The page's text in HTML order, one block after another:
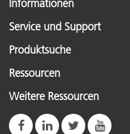
Informationen
Service und Support
Produktsuche
Ressourcen
Weitere Ressourcen